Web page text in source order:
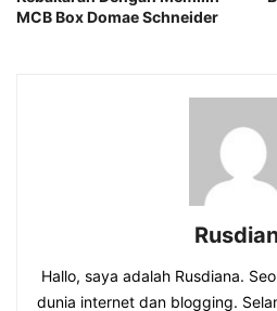
MCB Box Domae Schneider
Hallo, saya adalah Rusdiana.
dunia internet dan blogging.